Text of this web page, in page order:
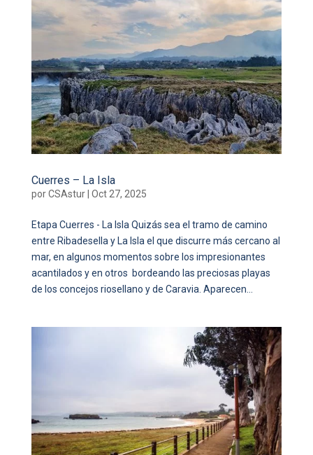
Cuerres – La Isla
porCSAstur| Oct 27, 2025
Etapa Cuerres - La Isla Quizás sea el tramo de camino
entre Ribadesella y La Isla el que discurre más cercano al
mar, en algunos momentos sobre los impresionantes
acantilados y en otros bordeando las preciosas playas
de los concejos riosellano y de Caravia. Aparecen...